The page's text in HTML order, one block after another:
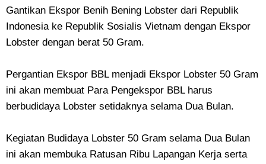
Gantikan Ekspor Benih Bening Lobster dari Republik
Indonesia ke Republik Sosialis Vietnam dengan Ekspor
Lobster dengan berat 50 Gram.
Pergantian Ekspor BBL menjadi Ekspor Lobster 50 Gram
ini akan membuat Para Pengekspor BBL harus
berbudidaya Lobster setidaknya selama Dua Bulan.
Kegiatan Budidaya Lobster 50 Gram selama Dua Bulan
ini akan membuka Ratusan Ribu Lapangan Kerja serta